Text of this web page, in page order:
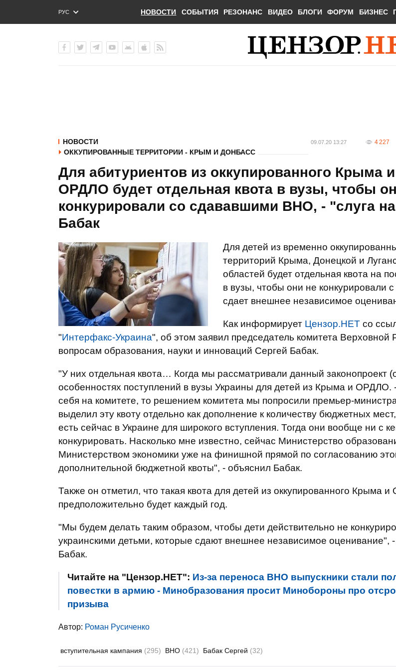
РУС
ENG
НОВОСТИ СОБЫТИЯ РЕЗОНАНС ВИДЕО БЛОГИ ФОРУМ БИЗНЕС
НОВОСТИ
ОККУПИРОВАННЫЕ ТЕРРИТОРИИ - КРЫМ И ДОНБАСС
09.07.20 13:27 4 227
Для абитуриентов из оккупированного Крыма и
ОРДЛО будет отдельная квота в вузы, чтобы
конкурировали со сдававшими ВНО, - "слуга
Бабак
Для детей из временно
территорий Крыма, Донецкой и
областей будет отдельная квота на
в вузы, чтобы они не конкурировали с
сдает внешнее независимое
Как информирует Цензор.НЕТ со
"Интерфакс-Украина", об этом заявил председатель комитета Верховной
вопросам образования, науки и инноваций Сергей Бабак.
"У них отдельная квота… Когда мы рассматривали данный законопроект
особенностях поступлений в вузы Украины для детей из Крыма и ОРДЛО.
себя на комитете, то решением комитета мы попросили премьер-
выделил эту квоту отдельно как дополнение к количеству бюджетных
есть сейчас в Украине для широкого вступления. Тогда они вообще ни с
конкурировать. Насколько мне известно, сейчас Министерство
Министерством экономики уже на финишной прямой по согласованию
дополнительной бюджетной квоты", - объяснил Бабак.
Также он отметил, что такая квота для детей из оккупированного Крыма
предположительно будет каждый год.
"Мы будем делать таким образом, чтобы дети действительно не
украинскими детьми, которые сдают внешнее независимое оценивание",
Бабак.
Читайте на "Цензор.НЕТ": Из-за переноса ВНО выпускники стали
повестки в армию - Минобразования просит Минобороны про
призыва
Автор: Роман Русиченко
вступительная кампания (295) ВНО (421) Бабак Сергей (32)